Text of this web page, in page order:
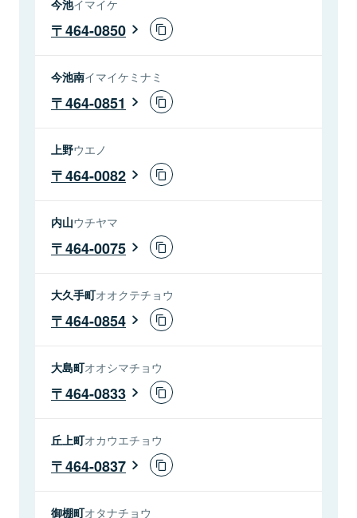
今池イマイケ
464-0850
今池南イマイケミナミ
464-0851
上野ウエノ
464-0082
内山ウチヤマ
464-0075
大久手町オオクテチョウ
464-0854
大島町オオシマチョウ
464-0833
丘上町オカウエチョウ
464-0837
御棚町オタナチョウ